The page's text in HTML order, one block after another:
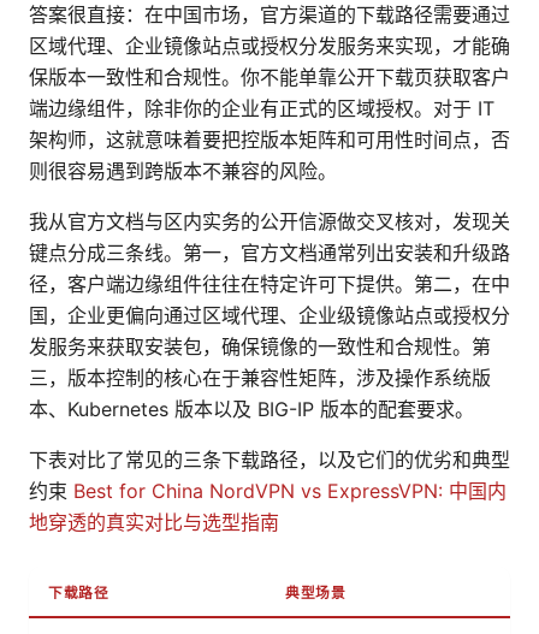
答案很直接：在中国市场，官方渠道的下载路径需要通过
区域代理、企业镜像站点或授权分发服务来实现，才能确
保版本一致性和合规性。你不能单靠公开下载页获取客户
端边缘组件，除非你的企业有正式的区域授权。对于 IT
架构师，这就意味着要把控版本矩阵和可用性时间点，否
则很容易遇到跨版本不兼容的风险。
我从官方文档与区内实务的公开信源做交叉核对，发现关
键点分成三条线。第一，官方文档通常列出安装和升级路
径，客户端边缘组件往往在特定许可下提供。第二，在中
国，企业更偏向通过区域代理、企业级镜像站点或授权分
发服务来获取安装包，确保镜像的一致性和合规性。第
三，版本控制的核心在于兼容性矩阵，涉及操作系统版
本、Kubernetes 版本以及 BIG-IP 版本的配套要求。
下表对比了常见的三条下载路径，以及它们的优劣和典型
约束 Best for China NordVPN vs ExpressVPN: 中国内
地穿透的真实对比与选型指南
下载路径 典型场景